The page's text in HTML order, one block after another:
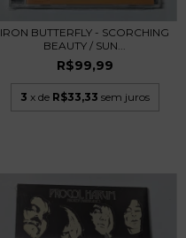
IRON BUTTERFLY - SCORCHING
BEAUTY / SUN...
R$99,99
3 x de R$33,33 sem juros